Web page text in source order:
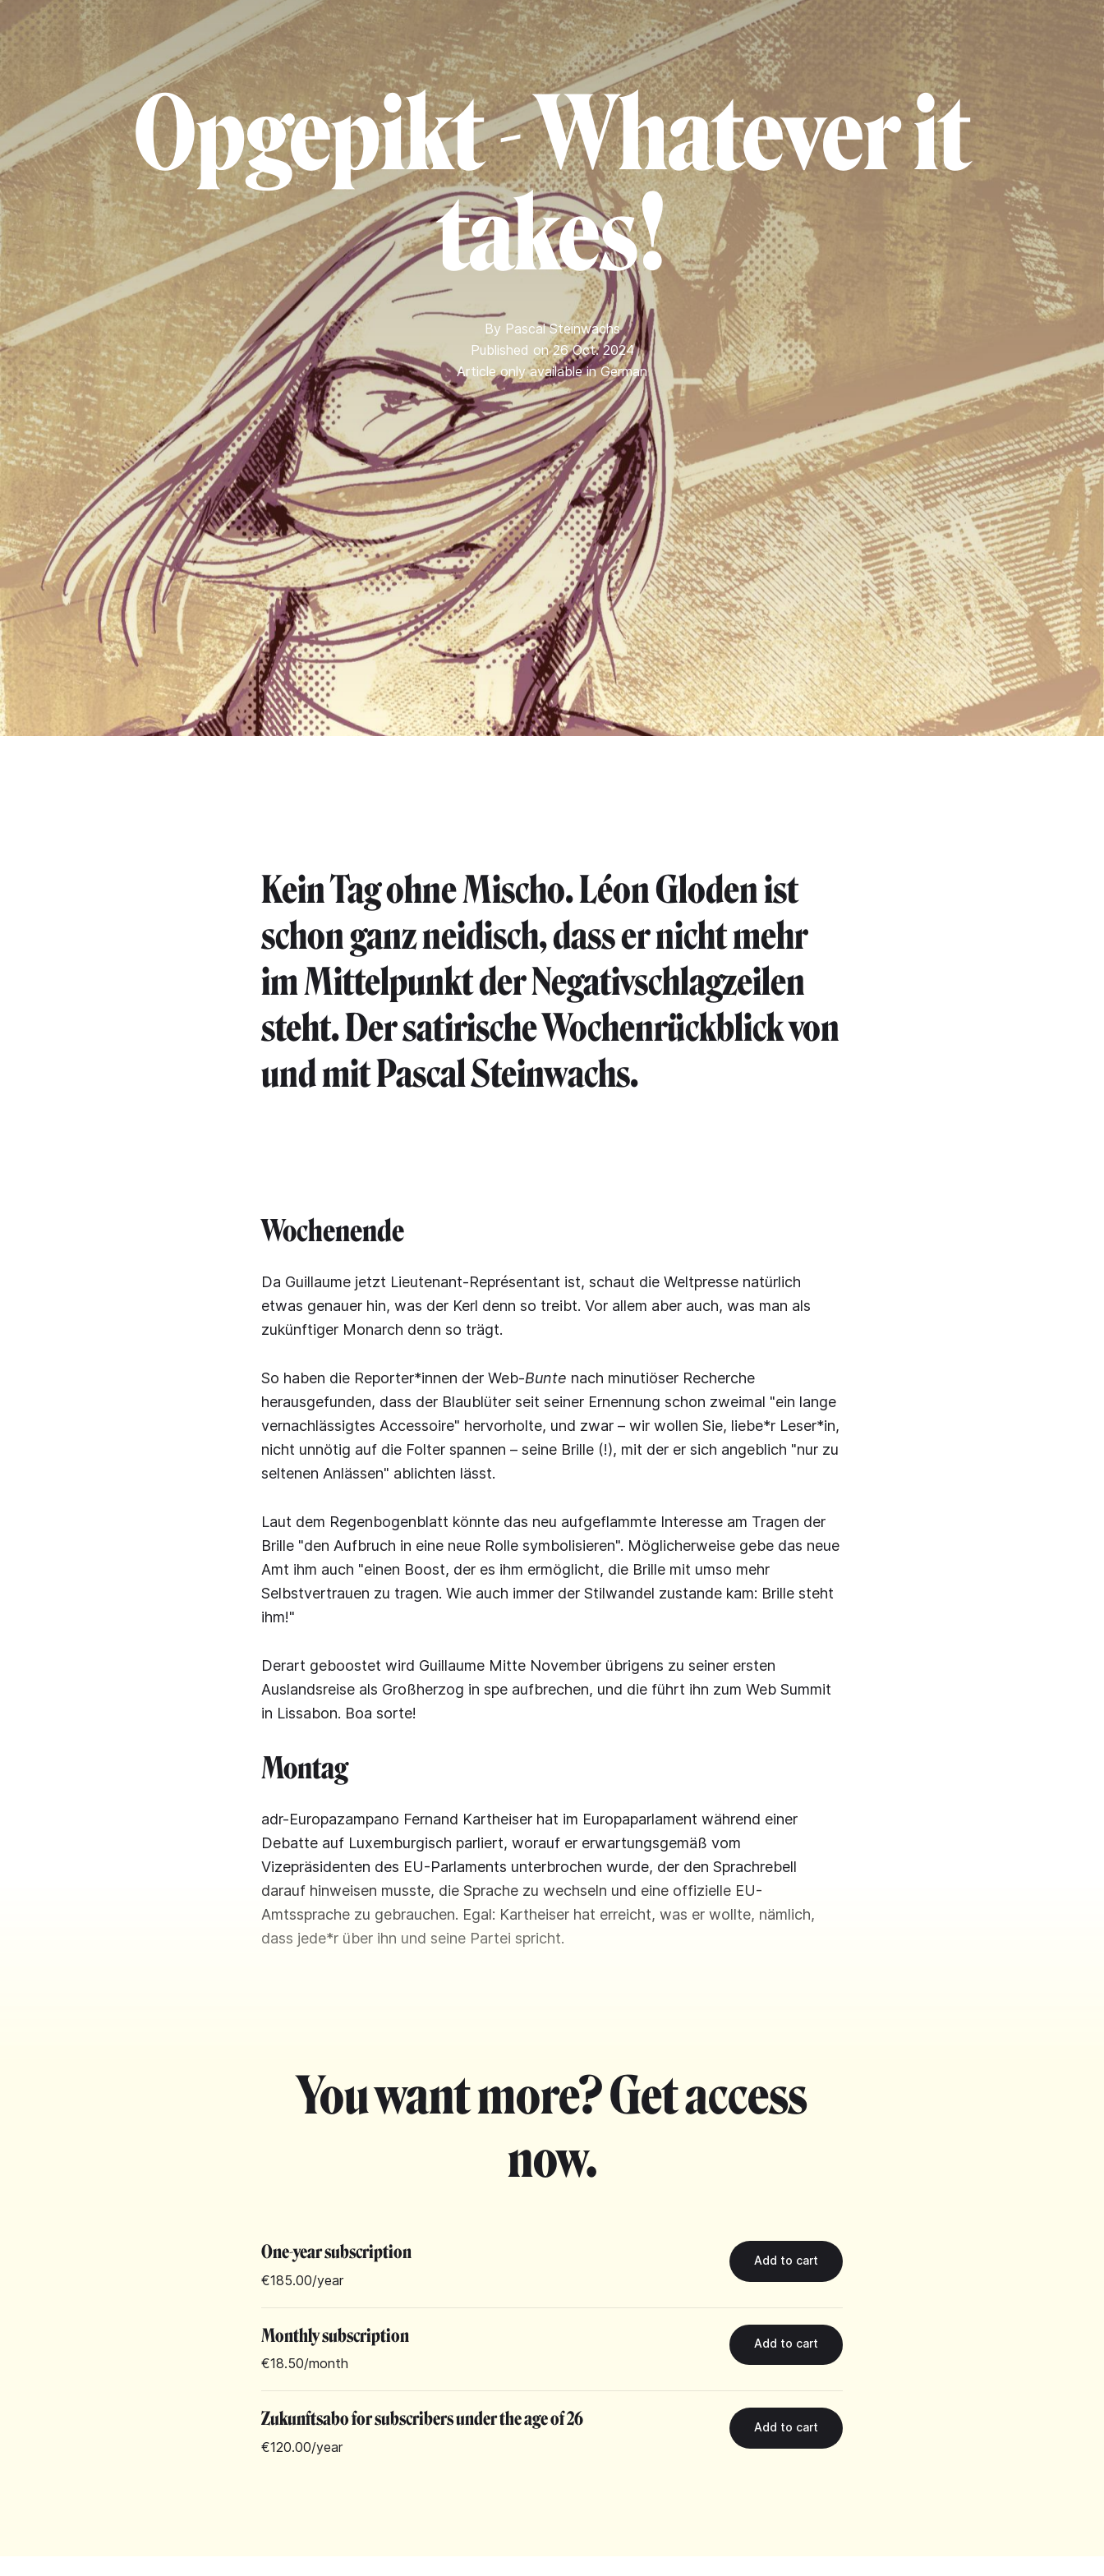
Opgepikt - Whatever it
takes!
By Pascal Steinwachs
Published on 26 Oct. 2024
Article only available in German
Kein Tag ohne Mischo. Léon Gloden ist
schon ganz neidisch, dass er nicht mehr
im Mittelpunkt der Negativschlagzeilen
steht. Der satirische Wochenrückblick von
und mit Pascal Steinwachs.
Wochenende
Da Guillaume jetzt Lieutenant-Représentant ist, schaut die Weltpresse natürlich
etwas genauer hin, was der Kerl denn so treibt. Vor allem aber auch, was man als
zukünftiger Monarch denn so trägt.
So haben die Reporter*innen der Web-Bunte nach minutiöser Recherche
herausgefunden, dass der Blaublüter seit seiner Ernennung schon zweimal "ein lange
vernachlässigtes Accessoire" hervorholte, und zwar – wir wollen Sie, liebe*r Leser*in,
nicht unnötig auf die Folter spannen – seine Brille (!), mit der er sich angeblich "nur zu
seltenen Anlässen" ablichten lässt.
Laut dem Regenbogenblatt könnte das neu aufgeflammte Interesse am Tragen der
Brille "den Aufbruch in eine neue Rolle symbolisieren". Möglicherweise gebe das neue
Amt ihm auch "einen Boost, der es ihm ermöglicht, die Brille mit umso mehr
Selbstvertrauen zu tragen. Wie auch immer der Stilwandel zustande kam: Brille steht
ihm!"
Derart geboostet wird Guillaume Mitte November übrigens zu seiner ersten
Auslandsreise als Großherzog in spe aufbrechen, und die führt ihn zum Web Summit
in Lissabon. Boa sorte!
Montag
adr-Europazampano Fernand Kartheiser hat im Europaparlament während einer
Debatte auf Luxemburgisch parliert, worauf er erwartungsgemäß vom
Vizepräsidenten des EU-Parlaments unterbrochen wurde, der den Sprachrebell
darauf hinweisen musste, die Sprache zu wechseln und eine offizielle EU-
Amtssprache zu gebrauchen. Egal: Kartheiser hat erreicht, was er wollte, nämlich,
dass jede*r über ihn und seine Partei spricht.
You want more? Get access
now.
One-year subscription
€185.00/year
Monthly subscription
€18.50/month
Zukunftsabo for subscribers under the age of 26
€120.00/year